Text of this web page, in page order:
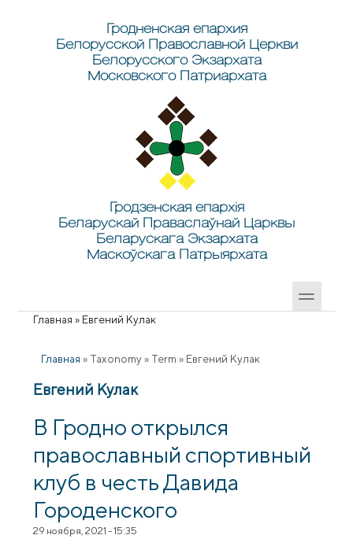
Гродненская епархия
Белорусской Православной Церкви
Белорусского Экзархата
Московского Патриархата
Гродзенская епархія
Беларускай Праваслаўнай Царквы
Беларускага Экзархата
Маскоўскага Патрыярхата
Главная » Евгений Кулак
Главная » Taxonomy » Term » Евгений Кулак
Евгений Кулак
В Гродно открылся
православный спортивный
клуб в честь Давида
Городенского
29 ноября, 2021 - 15:35